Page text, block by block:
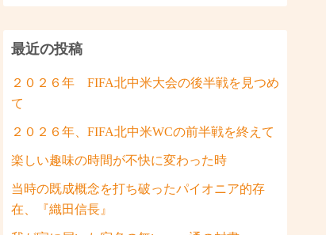
最近の投稿
２０２６年 FIFA北中米大会の後半戦を見つめ
て
２０２６年、FIFA北中米WCの前半戦を終えて
楽しい趣味の時間が不快に変わった時
当時の既成概念を打ち破ったパイオニア的存
在、『織田信長』